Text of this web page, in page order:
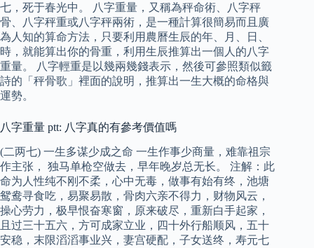
七，死于春光中。 八字重量，又稱為秤命術、八字秤
骨、八字秤重或八字秤兩術，是一種計算很簡易而且廣
為人知的算命方法，只要利用農曆生辰的年、月、日、
時，就能算出你的骨重，利用生辰推算出一個人的八字
重量。 八字輕重是以幾兩幾錢表示，然後可參照類似籤
詩的「秤骨歌」裡面的說明，推算出一生大概的命格與
運勢。
八字重量 ptt: 八字真的有參考價值嗎
(二两七) 一生多谋少成之命 一生作事少商量，难靠祖宗
作主张， 独马单枪空做去，早年晚岁总无长。 注解：此
命为人性纯不刚不柔，心中无毒，做事有始有终，池塘
鸳鸯寻食吃，易聚易散，骨肉六亲不得力，财物风云，
操心劳力，极早恨奋寒窗，原来破尽，重新白手起家，
且过三十五六，方可成家立业，四十外行船顺风，五十
安稳，末限滔滔事业兴，妻宫硬配，子女送终，寿元七